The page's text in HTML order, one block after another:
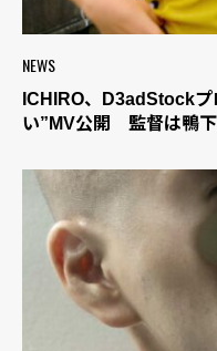
NEWS
ICHIRO、D3adStock
い”MV公開 監督は鴨